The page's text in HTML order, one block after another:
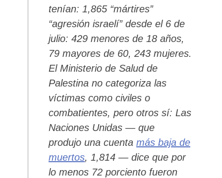
tenían: 1,865 “mártires”
“agresión israelí” desde el 6 de
julio: 429 menores de 18 años,
79 mayores de 60, 243 mujeres.
El Ministerio de Salud de
Palestina no categoriza las
víctimas como civiles o
combatientes, pero otros sí: Las
Naciones Unidas — que
produjo una cuenta más baja de
muertos, 1,814 — dice que por
lo menos 72 porciento fueron